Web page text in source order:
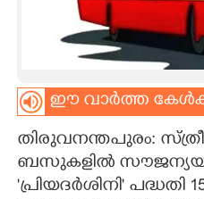
CARTOONS
LITERATURE
ZOOM
ഈ വാർത്ത
തിരുവനന്തപുരം:
ബസുകളിൽ
'പ്രിയദർശിനി' പദ്ധതി